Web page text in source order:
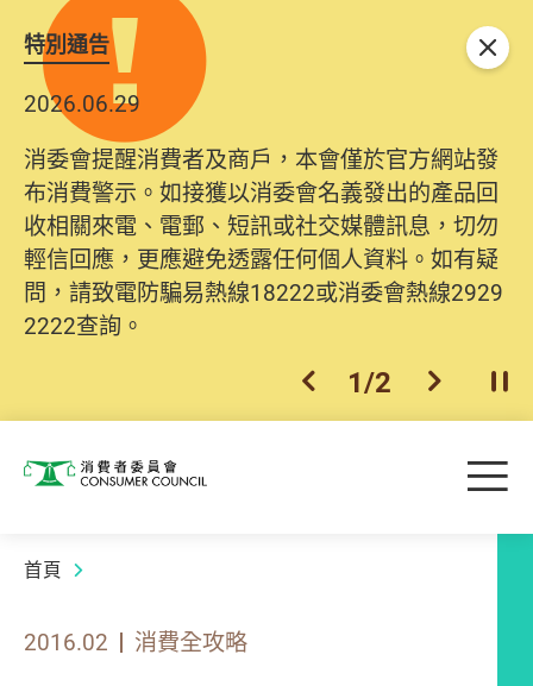
特別通告
2026.06.29
消委會提醒消費者及商戶，本會僅於官方網站發
布消費警示。如接獲以消委會名義發出的產品回
收相關來電、電郵、短訊或社交媒體訊息，切勿
輕信回應，更應避免透露任何個人資料。如有疑
問，請致電防騙易熱線18222或消委會熱線2929
2222查詢。
上一個
1/2 下一個開
關閉
消費者委員會 目
首頁
2016.02 消費全攻略